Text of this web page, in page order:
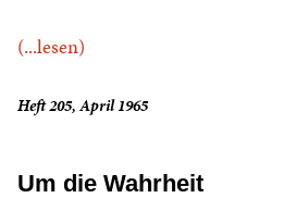
(...lesen)
Heft 205, April 1965
Um die Wahrheit